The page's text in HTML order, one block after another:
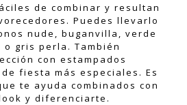
de combinar y resultan
Puedes llevarlo
nude, buganvilla, verde
gris perla. También
con estampados
fiesta más especiales. Es
te ayuda combinados con
y diferenciarte.